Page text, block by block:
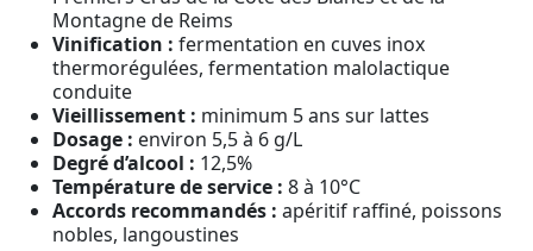
Montagne de Reims
Vinification : fermentation en cuves inox
thermorégulées, fermentation malolactique
conduite
Vieillissement : minimum 5 ans sur lattes
Dosage : environ 5,5 à 6 g/L
Degré d’alcool : 12,5%
Température de service : 8 à 10°C
Accords recommandés : apéritif raffiné, poissons
nobles, langoustines